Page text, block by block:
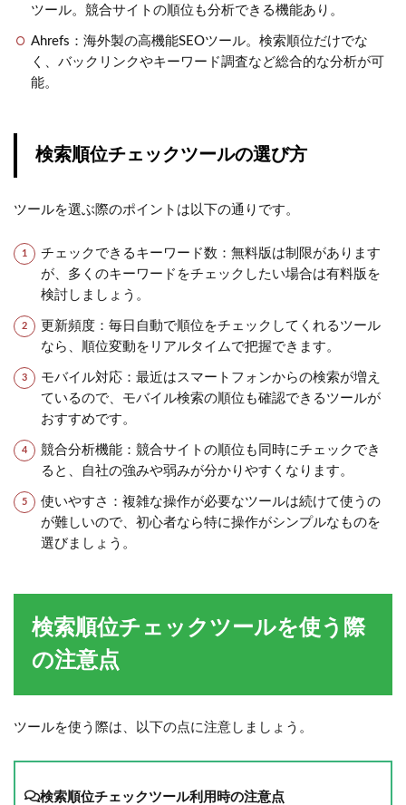
ツール。競合サイトの順位も分析できる機能あり。
Ahrefs：海外製の高機能SEOツール。検索順位だけでな
く、バックリンクやキーワード調査など総合的な分析が可
能。
検索順位チェックツールの選び方
ツールを選ぶ際のポイントは以下の通りです。
チェックできるキーワード数：無料版は制限があります
が、多くのキーワードをチェックしたい場合は有料版を
検討しましょう。
更新頻度：毎日自動で順位をチェックしてくれるツール
なら、順位変動をリアルタイムで把握できます。
モバイル対応：最近はスマートフォンからの検索が増え
ているので、モバイル検索の順位も確認できるツールが
おすすめです。
競合分析機能：競合サイトの順位も同時にチェックでき
ると、自社の強みや弱みが分かりやすくなります。
使いやすさ：複雑な操作が必要なツールは続けて使うの
が難しいので、初心者なら特に操作がシンプルなものを
選びましょう。
検索順位チェックツールを使う際
の注意点
ツールを使う際は、以下の点に注意しましょう。
検索順位チェックツール利用時の注意点